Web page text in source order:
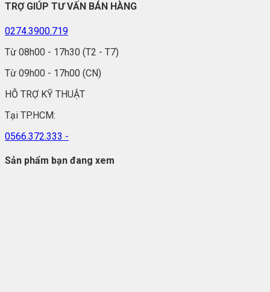
TRỢ GIÚP TƯ VẤN BÁN HÀNG
0274.3900.719
Từ 08h00 - 17h30 (T2 - T7)
Từ 09h00 - 17h00 (CN)
HỖ TRỢ KỸ THUẬT
Tại TP.HCM:
0566.372.333 -
Sản phẩm bạn đang xem